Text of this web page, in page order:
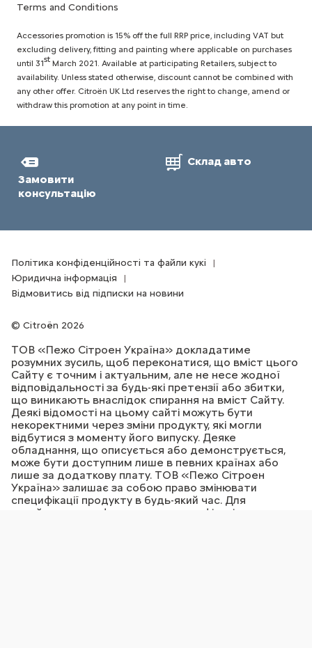
Terms and Conditions
Accessories promotion is 15% off the full RRP price, including VAT but
excluding delivery, fitting and painting where applicable on purchases
until 31st March 2021. Available at participating Retailers, subject to
availability. Unless stated otherwise, discount cannot be combined with
any other offer. Citroën UK Ltd reserves the right to change, amend or
withdraw this promotion at any point in time.
Замовити
консультацію
Склад авто
Citroën 2026
Політика конфіденційності та файли кукі
Юридична інформація
Відмовитись від підписки на новини
ТОВ «Пежо Сітроен Україна» докладатиме
розумних зусиль, щоб переконатися, що вміст цього
Сайту є точним і актуальним, але не несе жодної
відповідальності за будь-які претензії або збитки,
що виникають внаслідок спирання на вміст Сайту.
Деякі відомості на цьому сайті можуть бути
некоректними через зміни продукту, які могли
відбутися з моменту його випуску. Деяке
обладнання, що описується або демонструється,
може бути доступним лише в певних країнах або
лише за додаткову плату. ТОВ «Пежо Сітроен
Україна» залишає за собою право змінювати
специфікації продукту в будь-який час. Для
ознайомлення з фактичними специфікаціями